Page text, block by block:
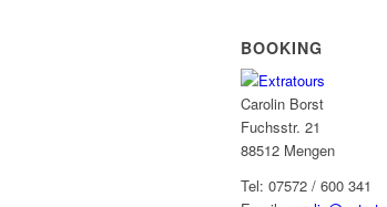
BOOKING
Carolin Borst
Fuchsstr. 21
88512 Mengen
Tel: 07572 / 600 341